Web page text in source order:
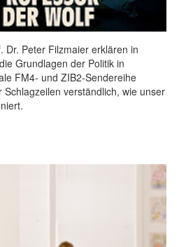
Dr. Peter Filzmaier erklären in
Grundlagen der Politik in
FM4- und ZIB2-Sendereihe
verständlich, wie unser